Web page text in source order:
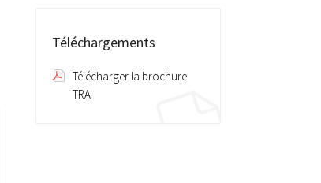
Téléchargements
Télécharger la brochure
TRA